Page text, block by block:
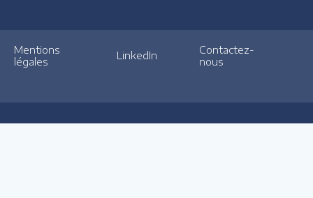
Mentions
légales
LinkedIn
Contactez-
nous